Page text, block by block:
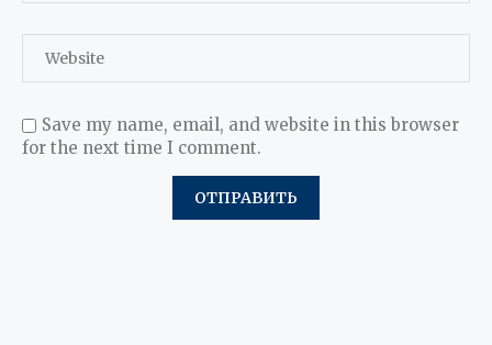
Save my name, email, and website in this browser
for the next time I comment.